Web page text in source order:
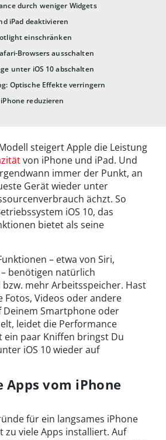
durch weniger Widgets
iPad deaktivieren
einschränken
Browsers ausschalten
unter iOS 10 abschalten
Optische Effekte verringern
reduzieren
steigert Apple die Leistung
von iPhone und iPad. Und
immer der Punkt, an
Gerät wieder unter
ächzt. So
iOS 10, das
bietet als seine
– etwa von Siri,
benötigen natürlich
mehr Arbeitsspeicher. Hast
Fotos, Videos oder andere
Deinem Smartphone oder
leidet die Performance
ein paar Kniffen bringst Du
iOS 10 wieder auf
Apps vom iPhone
für ein langsames iPhone
zu viele Apps installiert. Auf